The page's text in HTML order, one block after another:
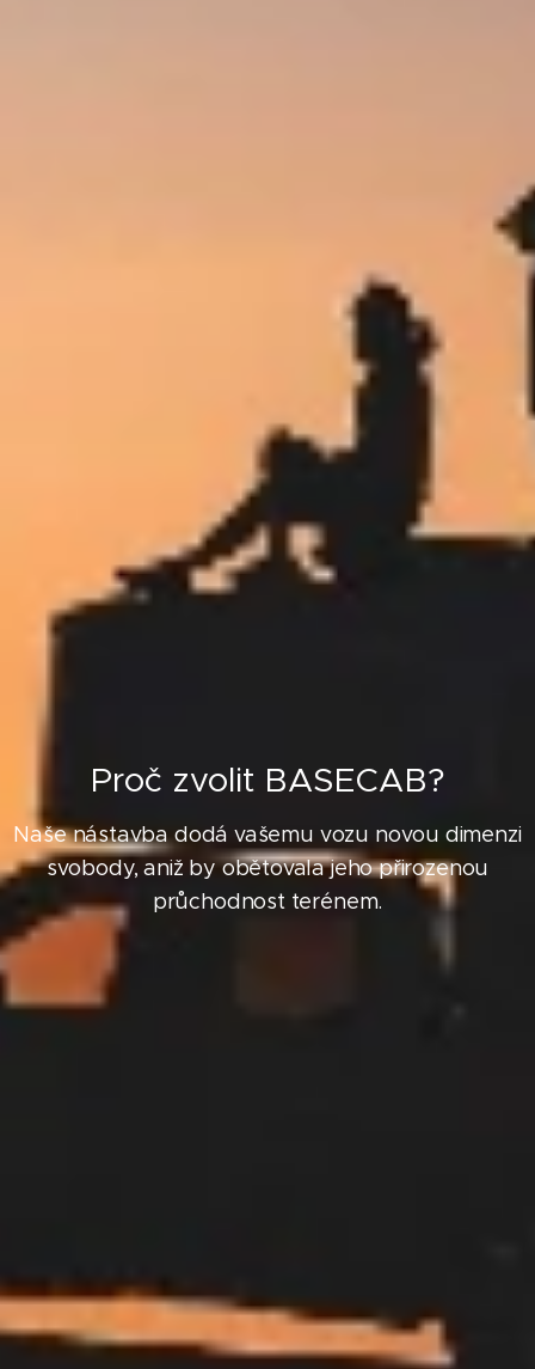
Proč zvolit BASECAB?
Naše nástavba dodá vašemu vozu novou dimenzi
svobody, aniž by obětovala jeho přirozenou
průchodnost terénem.